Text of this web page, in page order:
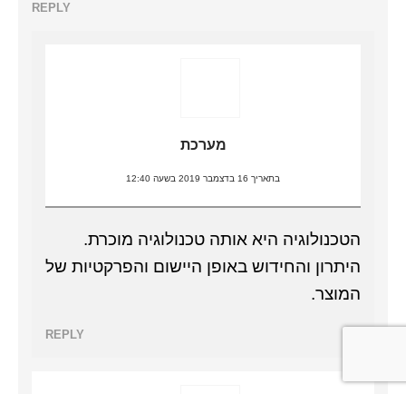
REPLY
מערכת
בתאריך 16 בדצמבר 2019 בשעה 12:40
הטכנולוגיה היא אותה טכנולוגיה מוכרת.
היתרון והחידוש באופן היישום והפרקטיות של
המוצר.
REPLY